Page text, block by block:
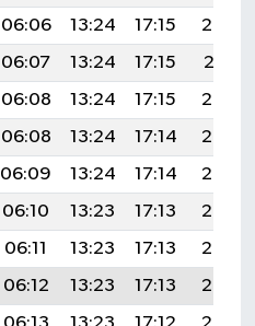
06:06 13:24 17:15
20:32
06:07 13:24 17:15
20:31
06:08 13:24 17:15
20:30
06:08 13:24 17:14
20:29
06:09 13:24 17:14
20:28
06:10 13:23 17:13
20:27
06:11 13:23 17:13
20:26
06:12 13:23 17:13
20:24